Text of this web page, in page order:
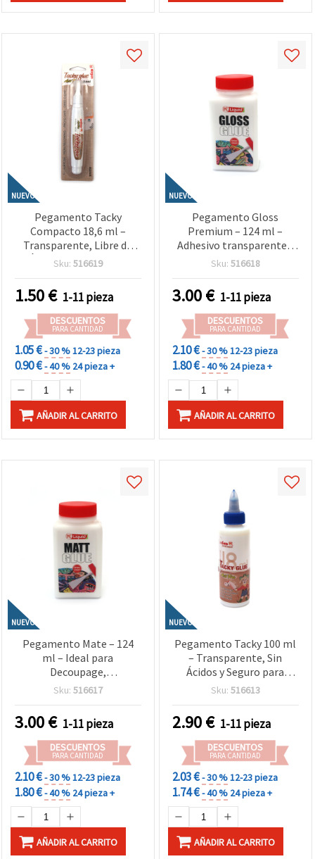
NUEVO
Pegamento Tacky
Compacto 18,6 ml –
Transparente, Libre de
Ácidos y Seguro para
Scrapbooking, Tarjetería
y Manualidades Creativas
Sku: 516619
1.50€ 1-11 pieza
DESCUENTOS
PARA CANTIDAD
1.05 €- 30 %12-23 pieza
0.90 €- 40 % 24 pieza +
AÑADIR AL CARRITO
NUEVO
Pegamento Gloss
Premium – 124 ml –
Adhesivo transparente y
brillante de secado
decoupage, scrapbooking,
papel, tela y
manualidades decorativas
Sku: 516618
3.00€ 1-11 pieza
DESCUENTOS
PARA CANTIDAD
2.10 €- 30 %12-23 pieza
1.80 €- 40 % 24 pieza +
AÑADIR AL CARRITO
NUEVO
Pegamento Mate – 124
ml – Ideal para
Decoupage,
Manualidades, Papel, Tela
Suave Sin Brillo
Sku: 516617
3.00€ 1-11 pieza
DESCUENTOS
PARA CANTIDAD
2.10 €- 30 %12-23 pieza
1.80 €- 40 % 24 pieza +
AÑADIR AL CARRITO
NUEVO
Pegamento Tacky 100 ml
– Transparente, Sin
Ácidos y Seguro para
Fotos y Papel – Ideal para
y Manualidades Creativas
Sku: 516613
2.90€ 1-11 pieza
DESCUENTOS
PARA CANTIDAD
2.03 €- 30 %12-23 pieza
1.74 €- 40 % 24 pieza +
AÑADIR AL CARRITO